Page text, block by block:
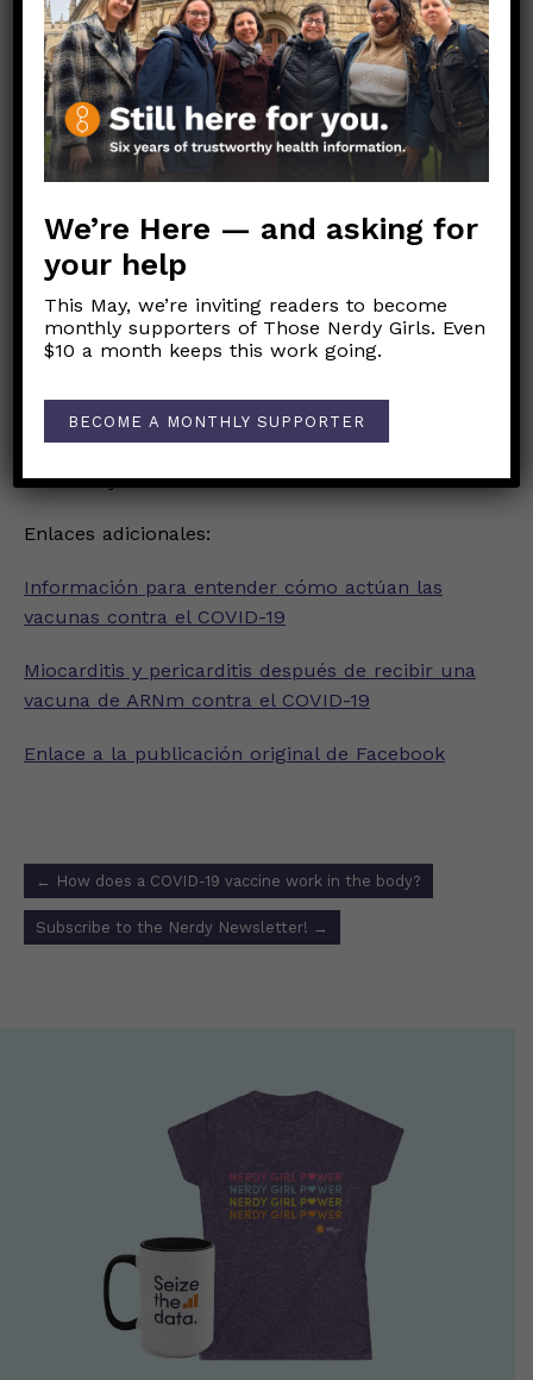
Aunque esto podría ser solo una coincidencia,
los médicos harán un seguimiento de cualquier
síntoma cardíaco inusual después de la
vacunación.
RESUMEN: Las vacunas contra COVID-19 son
personas. Las vacunas están demostrando ser
eficaces para reducir la transmisión del virus. El
aumento de las tasas de vacunación está
provocando una disminución de los casos de
COVID-19.
Siganse cuidando. Vacúnense.
Cuerpo Sano, Mente Sano,
Las NerdyGirls
Enlaces adicionales:
Información para entender cómo actúan las
vacunas contra el COVID-19
Miocarditis y pericarditis después de recibir una
vacuna de ARNm contra el COVID-19
Enlace a la publicación original de Facebook
Post
navigation
← How does a COVID-19 vaccine work in the body?
Subscribe to the Nerdy Newsletter! →
We’re Here — and asking for
your help
This May, we’re inviting readers to become
monthly supporters of Those Nerdy Girls. Even
$10 a month keeps this work going.
BECOME A MONTHLY SUPPORTER